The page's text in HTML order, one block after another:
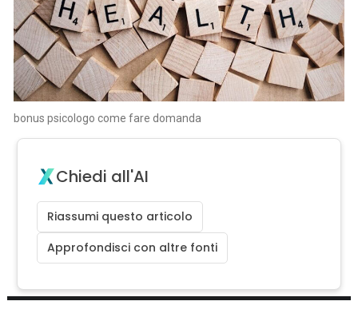
bonus psicologo come fare domanda
Chiedi all'AI
Riassumi questo articolo
Approfondisci con altre fonti